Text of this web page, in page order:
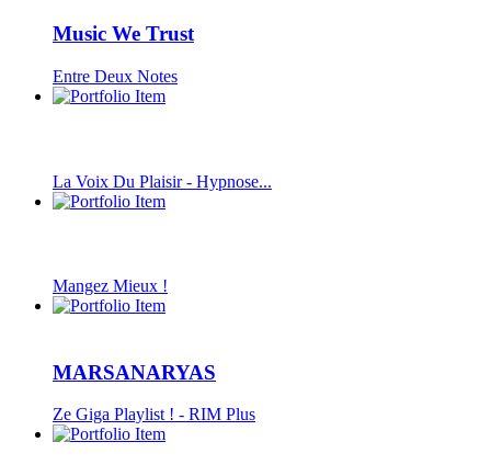
Music We Trust
Entre Deux Notes
La Voix Du Plaisir - Hypnose...
Mangez Mieux !
MARSANARYAS
Ze Giga Playlist ! - RIM Plus